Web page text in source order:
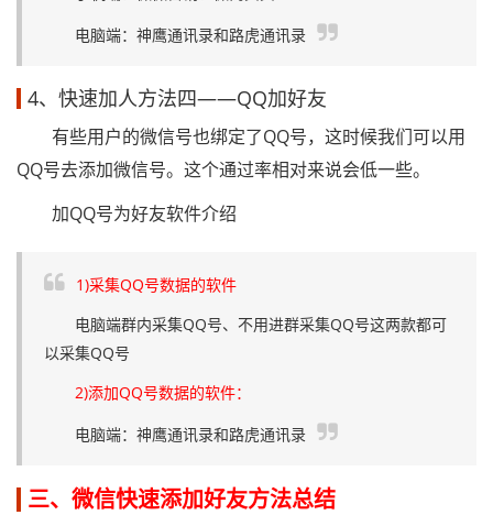
电脑端：神鹰通讯录和路虎通讯录
4、快速加人方法四——QQ加好友
有些用户的微信号也绑定了QQ号，这时候我们可以用
QQ号去添加微信号。这个通过率相对来说会低一些。
加QQ号为好友软件介绍
1)采集QQ号数据的软件
电脑端群内采集QQ号、不用进群采集QQ号这两款都可
以采集QQ号
2)添加QQ号数据的软件：
电脑端：神鹰通讯录和路虎通讯录
三、微信快速添加好友方法总结